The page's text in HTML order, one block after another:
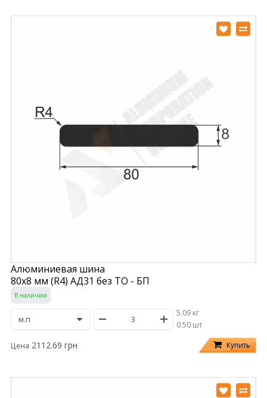
Алюминиевая шина
80х8 мм (R4) АД31 без ТО - БП
В наличии
5.09 кг
/0.50 шт
Цена 2112.69 грн Купить